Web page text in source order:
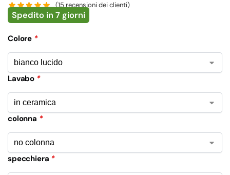
(15recensioni dei clienti)
Spedito in 7 giorni
Colore *
Lavabo *
colonna *
specchiera *